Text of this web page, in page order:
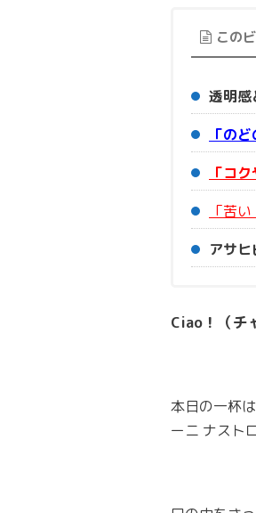
この
透明感
「の
「コ
「苦
アサ
Ciao！（チ
本日の一杯
ーニ ナスト